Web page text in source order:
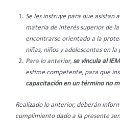
Se les instruye para que asistan
materia de interés superior de
encontrarse orientado a la
niñas, niños y adolescentes en
Para lo anterior, se vincula al IEM
estime competente, para que
capacitación en un término no
Realizado lo anterior, deberán
cumplimiento dado a la presente